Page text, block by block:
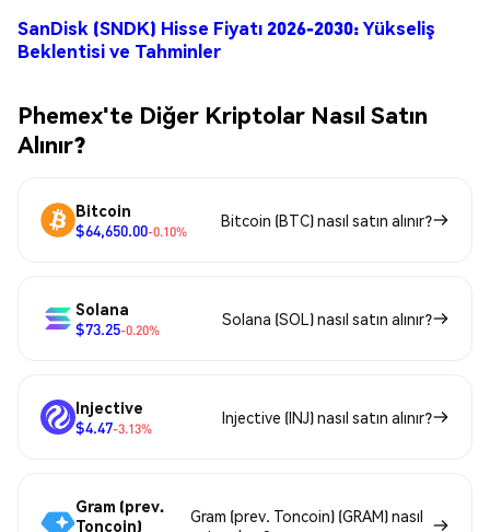
SanDisk (SNDK) Hisse Fiyatı 2026-2030: Yükseliş
Beklentisi ve Tahminler
Phemex'te Diğer Kriptolar Nasıl Satın
Alınır?
Bitcoin
$64,650.00-0.10%
Bitcoin (BTC) nasıl satın alınır?
Solana
$73.25-0.20%
Solana (SOL) nasıl satın alınır?
Injective
$4.47-3.13%
Injective (INJ) nasıl satın alınır?
Gram (prev.
Toncoin)
Gram (prev. Toncoin) (GRAM) nasıl